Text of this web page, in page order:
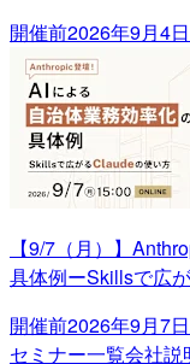
開催前2026年9月4
【9/7（月）】
具体例ーSkillsで広
開催前2026年9月7
セミナー一覧会社説